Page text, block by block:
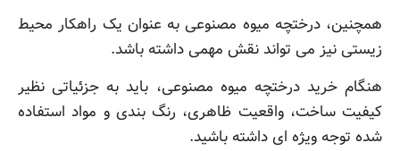
همچنین، درختچه میوه مصنوعی به عنوان یک راهکار محیط
زیستی نیز می تواند نقش مهمی داشته باشد.
هنگام خرید درختچه میوه مصنوعی، باید به جزئیاتی نظیر
کیفیت ساخت، واقعیت ظاهری، رنگ بندی و مواد استفاده
شده توجه ویژه ای داشته باشید.